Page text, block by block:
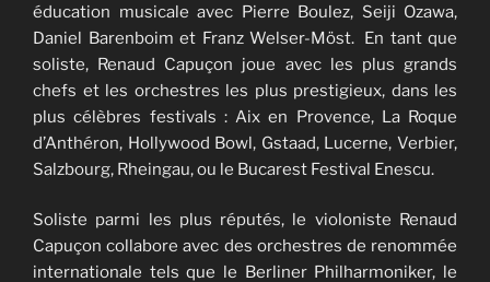
éducation musicale avec Pierre Boulez, Seiji Ozawa,
Daniel Barenboim et Franz Welser-Möst. En tant que
soliste, Renaud Capuçon joue avec les plus grands
chefs et les orchestres les plus prestigieux, dans les
plus célèbres festivals : Aix en Provence, La Roque
d’Anthéron, Hollywood Bowl, Gstaad, Lucerne, Verbier,
Salzbourg, Rheingau, ou le Bucarest Festival Enescu.
Soliste parmi les plus réputés, le violoniste Renaud
Capuçon collabore avec des orchestres de renommée
internationale tels que le Berliner Philharmoniker, le